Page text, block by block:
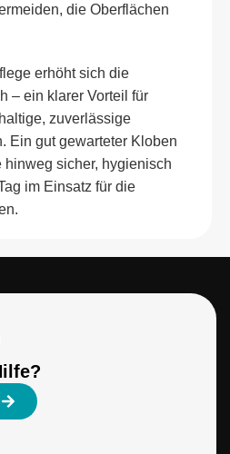
die Oberflächen
erhöht sich die
– ein klarer Vorteil für
zuverlässige
Ein gut gewarteter Kloben
hinweg sicher, hygienisch
im Einsatz für die